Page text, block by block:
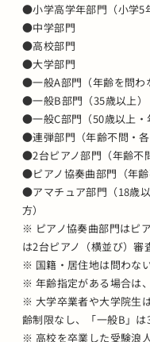
●小学高学年部門（小学5
●中学部門
●高校部門
●大学部門
●一般A部門（年齢を問わ
●一般B部門（35歳以上）
●一般C部門（50歳以上・
●連弾部門（年齢不問・各
●2台ピアノ部門（年齢不
●ピアノ協奏曲部門（年齢
●アマチュア部門（18歳
方）
※ ピアノ協奏曲部門はピ
は2台ピアノ（横並び）審
※ 国籍・居住地は問わな
※ 年齢指定がある場合は
※ 大学卒業者や大学院生
齢制限なし、「一般B」は
※ 高校を卒業した受験浪